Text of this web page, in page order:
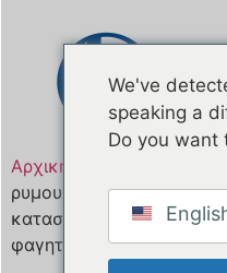
Αρχική σελίδα
ρυμουλκούμενο
κατασκευασμένο για
φαγητού στο δρόμο
We've
speaking a
Do you want